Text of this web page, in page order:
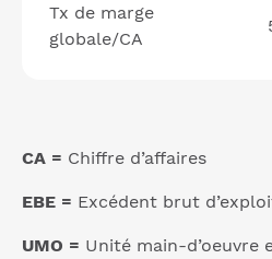
Tx de marge
globale/CA
CA = Chiffre d’affaires
EBE = Excédent brut
UMO = Unité main-d’oeuvre